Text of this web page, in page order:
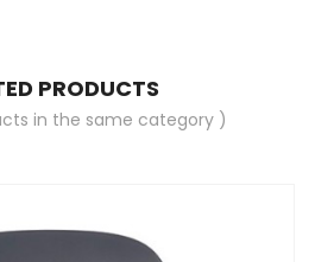
PRODUCTS
in the same category )